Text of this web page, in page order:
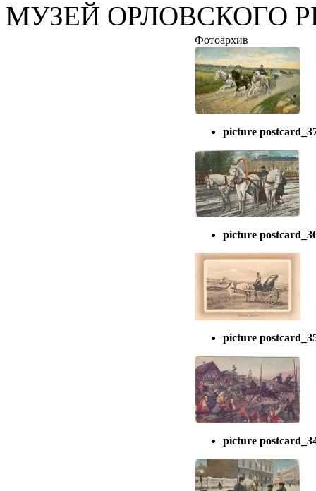
МУЗЕЙ ОРЛОВСКОГО
Фотоархив
picture
picture
picture
picture